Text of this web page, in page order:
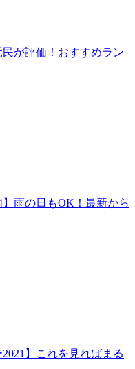
民が評価！おすすめラン
】雨の日もOK！最新から
】これを見ればまる